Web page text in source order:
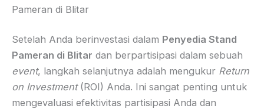
Pameran di Blitar
Setelah Anda berinvestasi dalam Penyedia Stand
Pameran di Blitar dan berpartisipasi dalam sebuah
event, langkah selanjutnya adalah mengukur Return
on Investment(ROI) Anda. Ini sangat penting untuk
mengevaluasi efektivitas partisipasi Anda dan